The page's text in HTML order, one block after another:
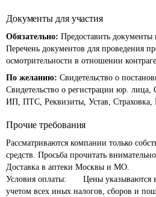
Документы для участия
Обязательно: Предоставить документы
Перечень документов для проведения
осмотрительности в отношении
По желанию: Свидетельство о
Свидетельство о регистрации юр. лица,
ИП, ПТС, Реквизиты, Устав, Страховка,
Прочие требования
Рассматриваются компании только
средств. Просьба прочитать
Доставка в аптеки Москвы и МО.
Условия оплаты:	Цены указываются в рублях РФ без НДС, но с
учетом всех иных налогов, сборов и